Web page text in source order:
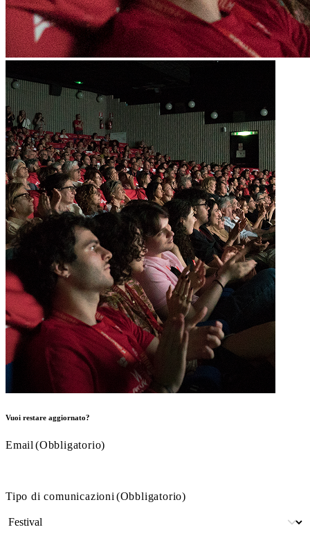
Vuoi restare aggiornato?
Email (Obbligatorio)
Tipo di comunicazioni (Obbligatorio)